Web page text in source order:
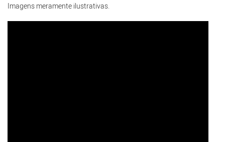
Imagens meramente ilustrativas.